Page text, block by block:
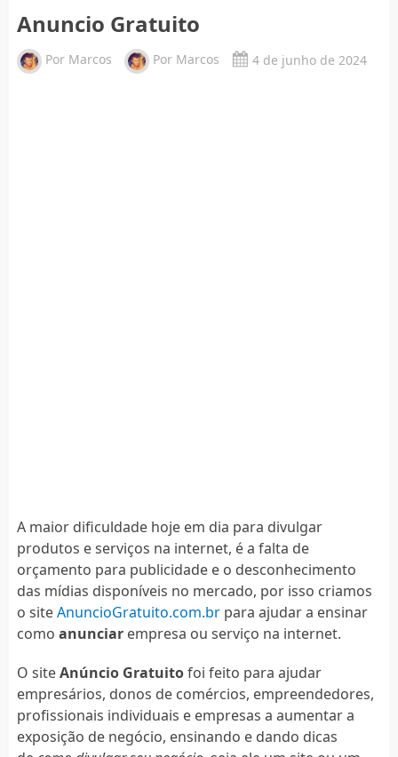
Anuncio Gratuito
Por Marcos Por Marcos 4 de junho de 2024
A maior dificuldade hoje em dia para divulgar
produtos e serviços na internet, é a falta de
orçamento para publicidade e o desconhecimento
das mídias disponíveis no mercado, por isso criamos
o siteAnuncioGratuito.com.brpara ajudar a ensinar
como anunciarempresa ou serviço na internet.
O siteAnúncio Gratuitofoi feito para ajudar
empresários, donos de comércios, empreendedores,
profissionais individuais e empresas a aumentar a
exposição de negócio, ensinando e dando dicas